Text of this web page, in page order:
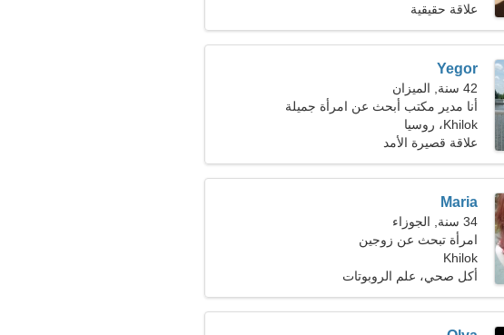
علاقة حقيقية
Yegor
42 سنة, الميزان
أنا مدير مكتب أبحث عن امرأة جميلة
Khilok، روسيا
علاقة قصيرة الأمد
Maria
34 سنة, الجوزاء
امرأة تبحث عن زوجين
Khilok
أكل صحي، علم الروبوتات